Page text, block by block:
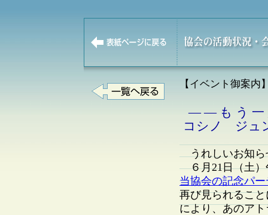
【イベント御案内
— — も う 一
コシノ ジュ
うれしいお知ら
６月21日（土）
当協会の記念パ
再び見られるこ
により、あのア